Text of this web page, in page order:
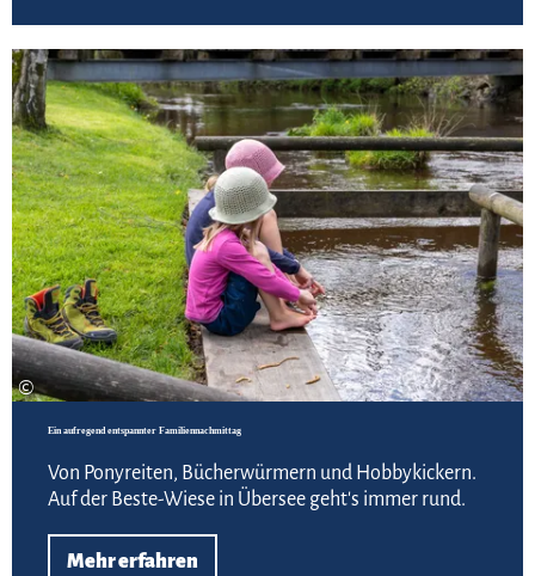
©
Ein aufregend entspannter Familiennachmittag
Von Ponyreiten, Bücherwürmern und Hobbykickern.
Auf der Beste-Wiese in Übersee geht's immer rund.
Mehr erfahren